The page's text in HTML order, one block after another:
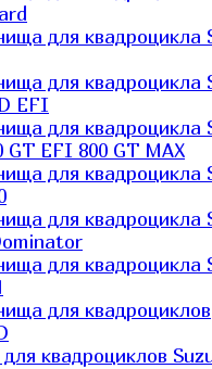
для квадроцикла
для квадроцикла
EFI
для квадроцикла
GT EFI 800 GT MAX
для квадроцикла
для квадроцикла
для квадроцикла
для квадроциклов
квадроциклов